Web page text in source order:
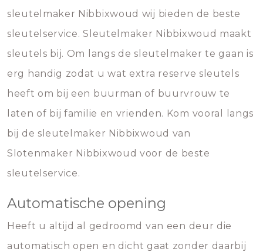
sleutelmaker Nibbixwoud wij bieden de beste
sleutelservice. Sleutelmaker Nibbixwoud maakt
sleutels bij. Om langs de sleutelmaker te gaan is
erg handig zodat u wat extra reserve sleutels
heeft om bij een buurman of buurvrouw te
laten of bij familie en vrienden. Kom vooral langs
bij de sleutelmaker Nibbixwoud van
Slotenmaker Nibbixwoud voor de beste
sleutelservice.
Automatische opening
Heeft u altijd al gedroomd van een deur die
automatisch open en dicht gaat zonder daarbij